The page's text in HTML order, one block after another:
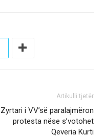
Artikulli tjetër
Zyrtari i VV’së paralajmëron
protesta nëse s’votohet
Qeveria Kurti